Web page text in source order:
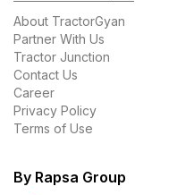
About TractorGyan
Partner With Us
Tractor Junction
Contact Us
Career
Privacy Policy
Terms of Use
By Rapsa Group